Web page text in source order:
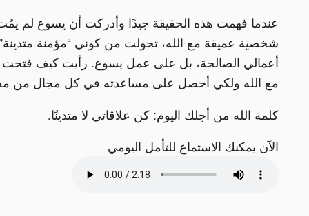
عندما فهمت هذه الحقيقة جيدًا وأدركت أن يسوع لم
شخصية عميقة مع الله، تحولت من كوني “مؤمنة متدينة”
أعمالي الصالحة، بل على عمل يسوع. رأيت كيف
مع الله ولكي أحصل على مساعدته في كل مجال من
كلمة الله من أجلك اليوم: كن علاقاتي لا متدينًا.
الآن يمكنك الاستماع للتأمل اليومي